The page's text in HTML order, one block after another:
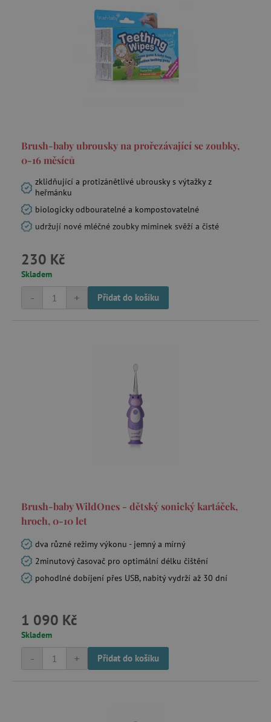
Brush-baby ubrousky na prořezávající se zoubky,
0-16 měsíců
zklidňující a protizánětlivé ubrousky s výtažky z
heřmánku
biologicky odbouratelné a kompostovatelné
udržují nové mléčné zoubky miminek svěží a čisté
230 Kč
Skladem
+
- Přidat do košíku
Brush-baby WildOnes - dětský sonický kartáček,
hroch, 0-10 let
dva různé režimy výkonu - jemný a mírný
2minutový časovač pro optimální délku čištění
pohodlné dobíjení přes USB, nabitý vydrží až 30 dní
1 090 Kč
Skladem
+
- Přidat do košíku